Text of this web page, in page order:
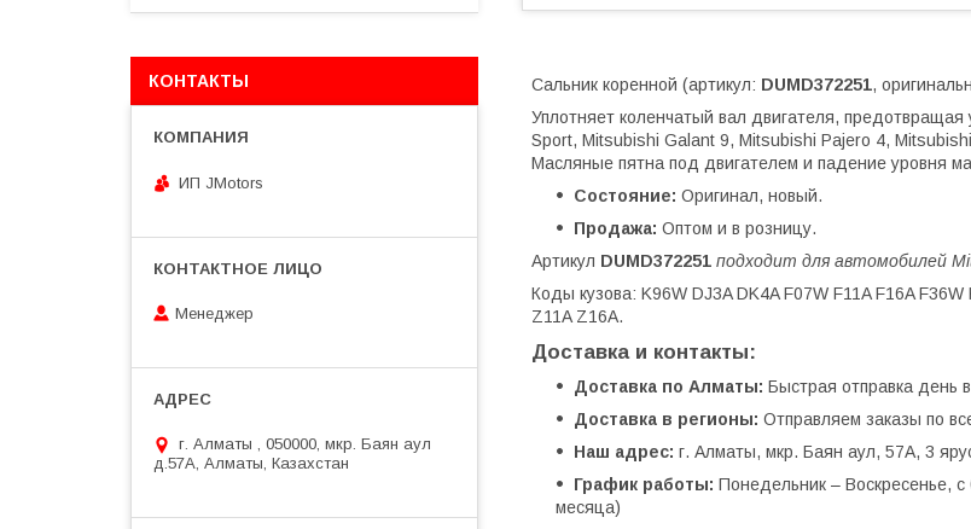
Сальник коренной (артикул: DUMD372251,
Уплотняет коленчатый вал двигателя,
Sport, Mitsubishi Galant 9, Mitsubishi Pajero 4,
Масляные пятна под двигателем и падение уровня
Состояние: Оригинал, новый.
Продажа: Оптом и в розницу.
Артикул DUMD372251 подходит для автомобилей
Коды кузова: K96W DJ3A DK4A F07W F11A F16A
Z11A Z16A.
Доставка и контакты:
Доставка по Алматы: Быстрая отправка день
Доставка в регионы: Отправляем заказы по
Наш адрес: г. Алматы, мкр. Баян аул, 57А, 3
График работы: Понедельник – Воскресенье,
месяца)
КОНТАКТЫ
ИП JMotors
Менеджер
г. Алматы , 050000, мкр. Баян аул
д.57А, Алматы, Казахстан